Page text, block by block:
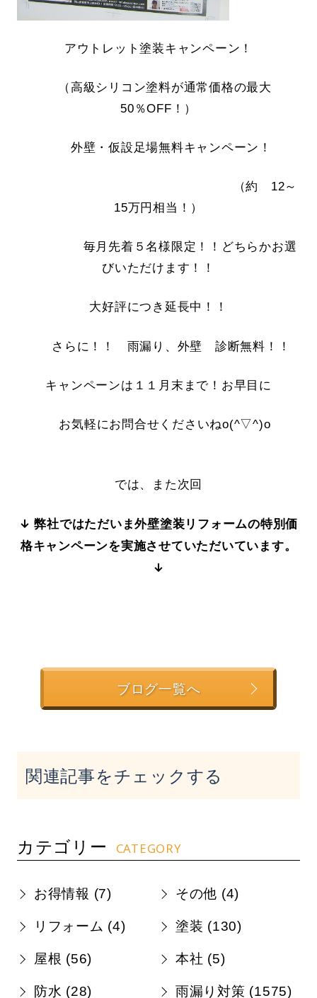
アウトレット塗装キャンペーン！
（高級シリコン塗料が通常価格の最大
50％OFF！）
外壁・仮設足場無料キャンペーン！
（約 12～
15万円相当！）
毎月先着５名様限定！！どちらかお選
びいただけます！！
大好評につき延長中！！
さらに！！ 雨漏り、外壁 診断無料！！
キャンペーンは１１月末まで！お早目に
お気軽にお問合せくださいねo(^▽^)o
では、また次回
↓ 弊社ではただいま外壁塗装リフォームの特別価
格キャンペーンを実施させていただいています。
↓
ブログ一覧へ
関連記事をチェックする
カテゴリー CATEGORY
お得情報 (7) その他 (4)
リフォーム (4) 塗装 (130)
屋根 (56) 本社 (5)
防水 (28) 雨漏り対策 (1575)